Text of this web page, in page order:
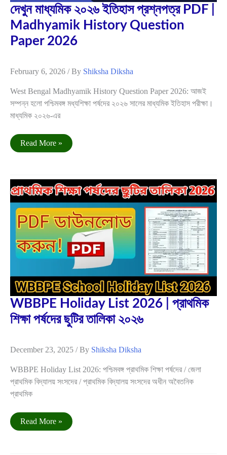
দেখুন মাধ্যমিক ২০২৬ ইতিহাস প্রশ্নপত্র PDF |
Madhyamik History Question
Paper 2026
February 6, 2026 / By Shiksha Diksha
West Bengal Madhyamik History Question Paper 2026: আজই
সম্পন্ন হলো পশ্চিমবঙ্গ মধ্যশিক্ষা পর্ষদের ২০২৬ সালের মাধ্যমিক ইতিহাস পরীক্ষা।
মাধ্যমিক ২০২৬-এর
দেখুন
মাধ্যমিক
PDF
|
History
Question
Paper
2026
Read More »
Dec
23
2025
WBBPE Holiday List 2026 | প্রাথমিক
শিক্ষা পর্ষদের ছুটির তালিকা ২০২৬
December 23, 2025 / By Shiksha Diksha
WBBPE Holiday List 2026: পশ্চিমবঙ্গ প্রাথমিক শিক্ষা পর্ষদের / জেলা
প্রাথমিক বিদ্যালয় সংসদের / প্রাথমিক বিদ্যালয় সংসদের অধীন অবৈতনিক
প্রাথমিক
WBBPE
Holiday
Read More »